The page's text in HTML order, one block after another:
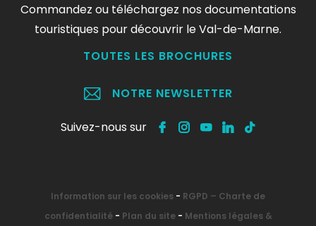
Commandez ou téléchargez nos documentations
touristiques pour découvrir le Val-de-Marne.
TOUTES LES BROCHURES
NOTRE NEWSLETTER
Suivez-nous sur
Information sur les cookies - RGPD – Charte de
confidentialité- Plan du site- Mentions légales &